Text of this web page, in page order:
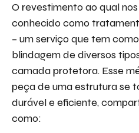
O revestimento ao qual
conhecido como
– um serviço que tem
blindagem de diversos
camada protetora. Esse
peça de uma estrutura se
durável e eficiente,
como: